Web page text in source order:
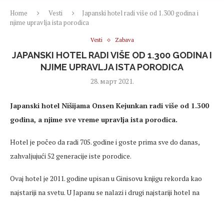
Home Vesti
Japanski hotel radi više od 1.300 godina i
njime upravlja ista porodica
Vesti Zabava
JAPANSKI HOTEL RADI VIŠE OD 1.300 GODINA I
NJIME UPRAVLJA ISTA PORODICA
28. март 2021.
Japanski hotel Nišijama Onsen Kejunkan radi više od 1.300
godina, a njime sve vreme upravlja ista porodica.
Hotel je počeo da radi 705. godine i goste prima sve do danas,
zahvaljujući 52 generacije iste porodice.
Ovaj hotel je 2011. godine upisan u Ginisovu knjigu rekorda kao
najstariji na svetu. U Japanu se nalazi i drugi najstariji hotel na